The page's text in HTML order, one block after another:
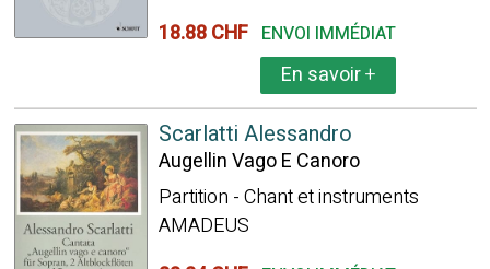
18.88 CHF ENVOI IMMÉDIAT
En savoir+
Scarlatti Alessandro
Augellin Vago E Canoro
Partition - Chant et instruments
AMADEUS